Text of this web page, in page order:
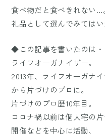
食べ物だと食べきれない
礼品として選んでみてはい
◆この記事を書いたのは・
ライフオーガナイザー。
2013年、ライフオーガナ
から片づけのプロに。
片づけのプロ歴10年目。
コロナ禍以前は個人宅の
開催などを中心に活動、